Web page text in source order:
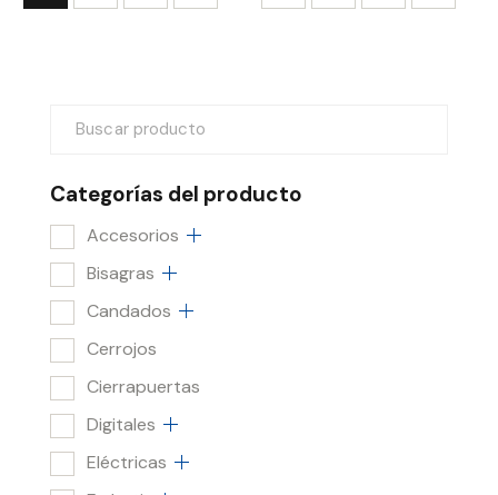
Categorías del producto
Accesorios
Bisagras
Candados
Cerrojos
Cierrapuertas
Digitales
Eléctricas